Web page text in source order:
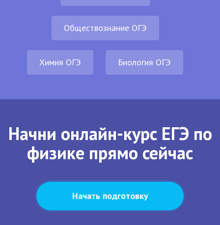
Обществознание ОГЭ
Химия ОГЭ Биология ОГЭ
Начни онлайн-курс ЕГЭ по
физике прямо сейчас
Начать подготовку